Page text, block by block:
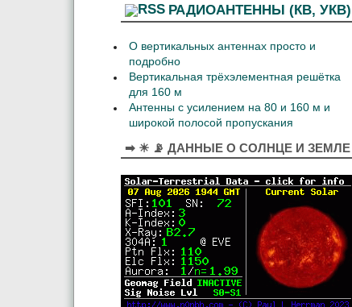
РАДИОАНТЕННЫ (КВ, УКВ)
О вертикальных антеннах просто и
подробно
Вертикальная трёхэлементная решётка
для 160 м
Антенны с усилением на 80 и 160 м и
широкой полосой пропускания
➡ ☀ 📡 ДАННЫЕ О СОЛНЦЕ И ЗЕМЛЕ